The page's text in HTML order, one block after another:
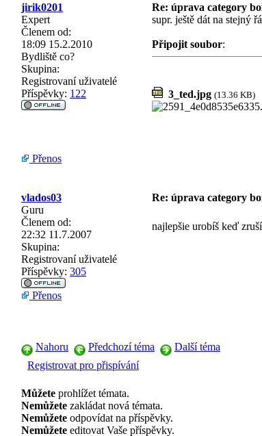
jirik0201 Re: úprava category
Expert
Členem od:
18:09 15.2.2010
Bydliště co?
Skupina:
Registrovaní uživatelé
Příspěvky: 122
supr. ještě dát na stejný
Připojit soubor:
3_ted.jpg (13.36 KB)
Přenos
vlados03 Re: úprava category
Guru
Členem od:
22:32 11.7.2007
Skupina:
Registrovaní uživatelé
Příspěvky: 305
najlepšie urobíš keď
Přenos
Nahoru Předchozí téma Další téma
Registrovat pro přispívání
Můžete prohlížet témata.
Nemůžete zakládat nová témata.
Nemůžete odpovídat na příspěvky.
Nemůžete editovat Vaše příspěvky.